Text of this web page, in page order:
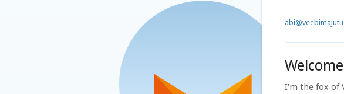
I'm the fox of